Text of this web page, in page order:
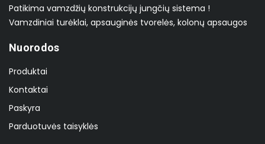
Patikima vamzdžių konstrukcijų jungčių sistema !
Vamzdiniai turėklai, apsauginės tvorelės, kolonų apsaugos
Nuorodos
Produktai
Kontaktai
Paskyra
Parduotuvės taisyklės